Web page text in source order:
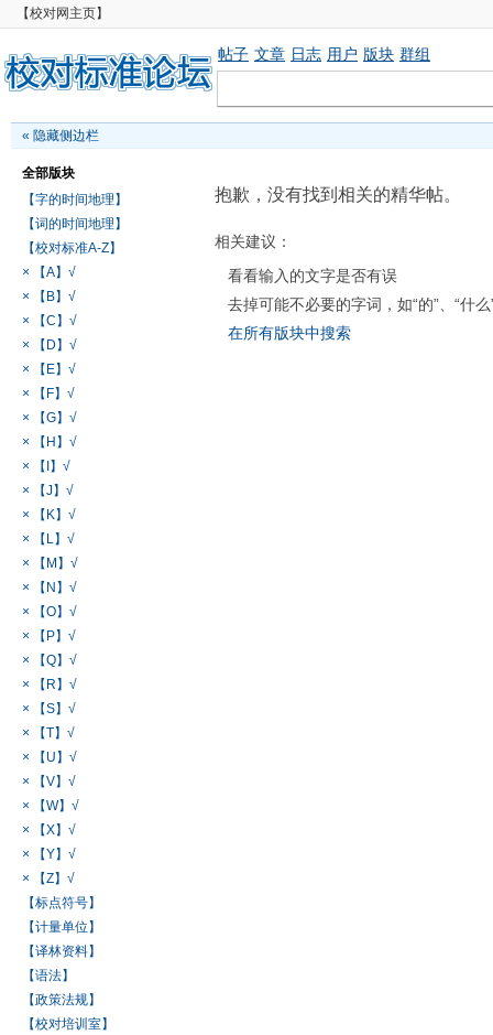
【校对网主页】
帖子 文章 日志 用户 版块 群组
« 隐藏侧边栏
全部版块
【字的时间地理】
【词的时间地理】
【校对标准A-Z】
× 【A】√
× 【B】√
× 【C】√
× 【D】√
× 【E】√
× 【F】√
× 【G】√
× 【H】√
× 【I】√
× 【J】√
× 【K】√
× 【L】√
× 【M】√
× 【N】√
× 【O】√
× 【P】√
× 【Q】√
× 【R】√
× 【S】√
× 【T】√
× 【U】√
× 【V】√
× 【W】√
× 【X】√
× 【Y】√
× 【Z】√
【标点符号】
【计量单位】
【译林资料】
【语法】
【政策法规】
【校对培训室】
抱歉，没有找到相关的精华帖。
相关建议：
看看输入的文字是否有误
去掉可能不必要的字词，如“的”、“什么
在所有版块中搜索